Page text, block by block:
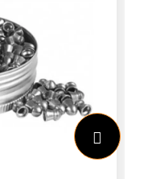
en
zowel
pellets
stuks per
assortiment